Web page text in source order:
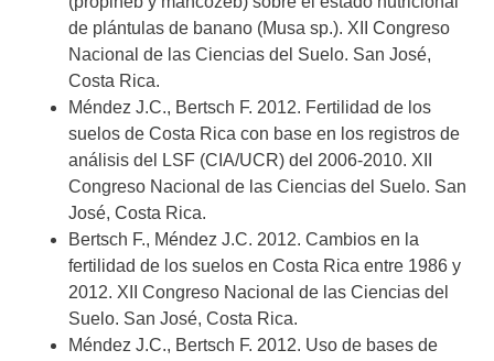
de plántulas de banano (Musa sp.). XII Congreso
Nacional de las Ciencias del Suelo. San José,
Costa Rica.
Méndez J.C., Bertsch F. 2012. Fertilidad de los
suelos de Costa Rica con base en los registros de
análisis del LSF (CIA/UCR) del 2006-2010. XII
Congreso Nacional de las Ciencias del Suelo. San
José, Costa Rica.
Bertsch F., Méndez J.C. 2012. Cambios en la
fertilidad de los suelos en Costa Rica entre 1986 y
2012. XII Congreso Nacional de las Ciencias del
Suelo. San José, Costa Rica.
Méndez J.C., Bertsch F. 2012. Uso de bases de